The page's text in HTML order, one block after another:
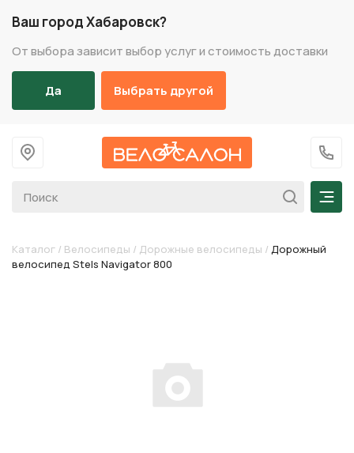
Ваш город Хабаровск?
От выбора зависит выбор услуг и стоимость доставки
Да Выбрать другой
На главную
+7
Каталог / Велосипеды / Дорожные велосипеды / Дорожный
велосипед Stels Navigator 800